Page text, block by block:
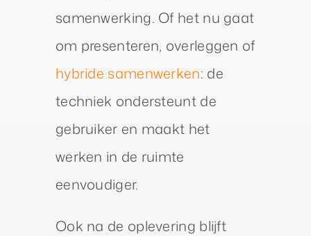
samenwerking. Of het nu gaat
om presenteren, overleggen of
hybride samenwerken: de
techniek ondersteunt de
gebruiker en maakt het
werken in de ruimte
eenvoudiger.
Ook na de oplevering blijft